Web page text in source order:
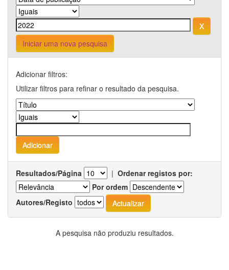
Iniciar uma nova pesquisa
Adicionar filtros:
Utilizar filtros para refinar o resultado da pesquisa.
Resultados/Página | Ordenar registos por:
Por ordem
Autores/Registo
A pesquisa não produziu resultados.